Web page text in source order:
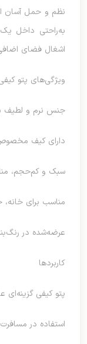
نظم و حمل آسان
به‌راحتی داخل
اشغال فضای
ویژگی‌های پتو
جنس نرم و لطیف
دارای کیف
سبک و کم‌حجم،
مناسب برای
عرضه‌شده در
کاربردها
پتو کیفی گزینه‌ای
استفاده در